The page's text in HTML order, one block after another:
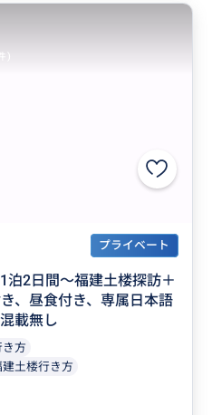
プライベート
泊2日間～福建土楼探訪＋
、昼食付き、専属日本語
載無し
き方
建土楼行き方
)